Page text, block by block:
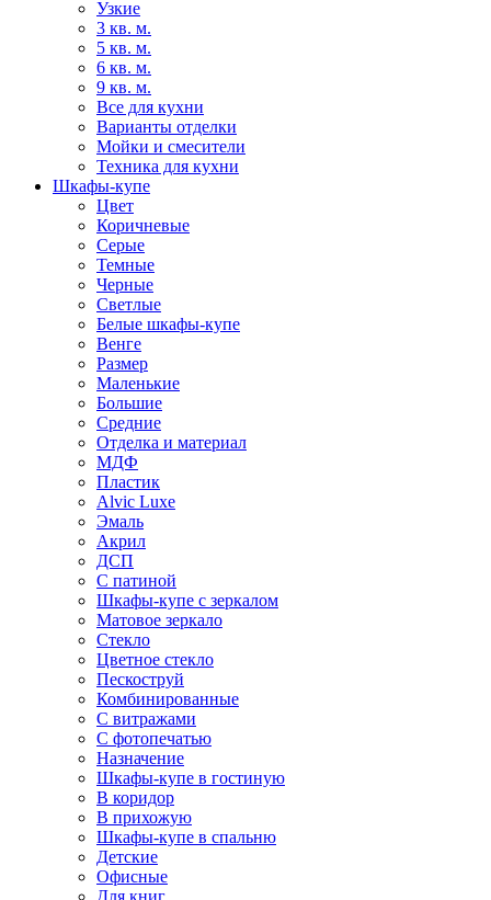
Узкие
3 кв. м.
5 кв. м.
6 кв. м.
9 кв. м.
Все для кухни
Варианты отделки
Мойки и смесители
Техника для кухни
Шкафы-купе
Цвет
Коричневые
Серые
Темные
Черные
Светлые
Белые шкафы-купе
Венге
Размер
Маленькие
Большие
Средние
Отделка и материал
МДФ
Пластик
Alvic Luxe
Эмаль
Акрил
ДСП
С патиной
Шкафы-купе с зеркалом
Матовое зеркало
Стекло
Цветное стекло
Пескоструй
Комбинированные
С витражами
С фотопечатью
Назначение
Шкафы-купе в гостиную
В коридор
В прихожую
Шкафы-купе в спальню
Детские
Офисные
Для книг